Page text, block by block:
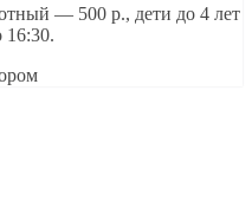
— 500 р., дети до 4 лет
16:30.